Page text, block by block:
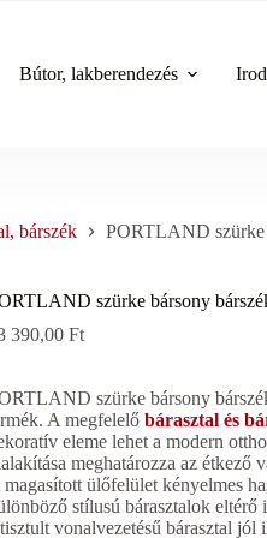
Bútor, lakberendezés
bárszék PORTLAND szürke
szürke bársony
390,00Ft
szürke bársony
A megfelelőbárasztal és
eleme lehet a modern
meghatározza az étkező
magasított ülőfelület kényelmes
stílusú bárasztalok eltérő
vonalvezetésű bárasztal jól